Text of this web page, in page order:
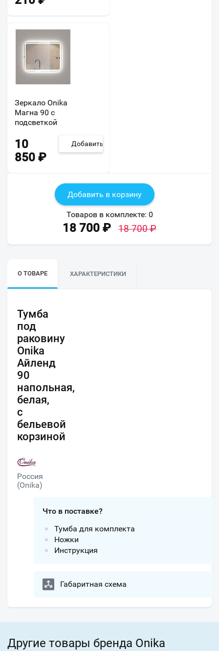
Зеркало Onika
Магна 90 с
подсветкой
10
850 ₽
Добавить
Добавить в корзину
Товаров в комплекте: 0
18 700 ₽ 18 700₽
О ТОВАРЕ ХАРАКТЕРИСТИКИ
Тумба
под
раковину
Onika
Айленд
90
напольная,
белая,
с
бельевой
корзиной
Россия
(Onika)
Что в поставке?
Тумба для комплекта
Ножки
Инструкция
Габаритная схема
Другие товары бренда Onika